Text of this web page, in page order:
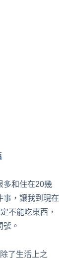
多和住在20幾
事，讓我到現在
不能吃東西，
。
了生活上之